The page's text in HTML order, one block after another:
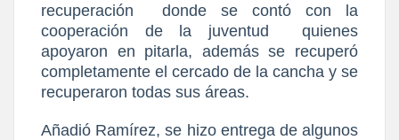
recuperación
donde se contó con la
cooperación de la juventud
quienes
apoyaron en pitarla, además se recuperó
completamente el cercado de la cancha y se
recuperaron todas sus áreas.
Añadió Ramírez, se hizo entrega de algunos